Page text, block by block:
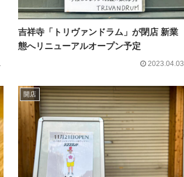
吉祥寺「トリヴァンドラム」が閉店 新業
態へリニューアルオープン予定
2023.04.03
開店